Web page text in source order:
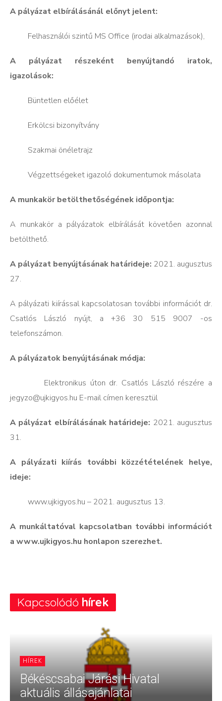
A pályázat elbírálásánál előnyt jelent:
 Felhasználói szintű MS Office (irodai alkalmazások),
A pályázat részeként benyújtandó iratok,
igazolások:
 Büntetlen előélet
 Erkölcsi bizonyítvány
 Szakmai önéletrajz
 Végzettségeket igazoló dokumentumok másolata
A munkakör betölthetőségének időpontja:
A munkakör a pályázatok elbírálását követően azonnal
betölthető.
A pályázat benyújtásának határideje: 2021. augusztus
27.
A pályázati kiírással kapcsolatosan további információt dr.
Csatlós László nyújt, a +36 30 515 9007 -os
telefonszámon.
A pályázatok benyújtásának módja:
 Elektronikus úton dr. Csatlós László részére a
jegyzo@ujkigyos.hu E-mail címen keresztül
A pályázat elbírálásának határideje: 2021. augusztus
31.
A pályázati kiírás további közzétételének helye,
ideje:
 www.ujkigyos.hu – 2021. augusztus 13.
A munkáltatóval kapcsolatban további információt
a www.ujkigyos.hu honlapon szerezhet.
Kapcsolódó hírek
HÍREK
Békéscsabai Járási Hivatal
aktuális állásajánlatai